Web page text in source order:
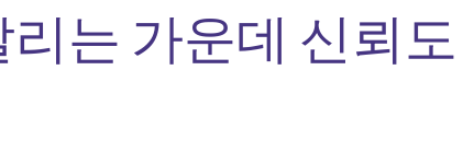
는 가운데 신뢰도